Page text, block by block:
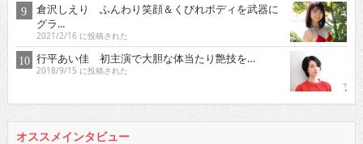
倉沢しえり ふんわり笑顔＆くびれボディを武器に
グラ...
2021/2/16 に投稿された
行平あい佳 初主演で大胆な体当たり艶技を…
2018/9/15 に投稿された
オススメインタビュー